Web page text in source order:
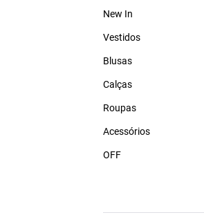
New In
Vestidos
Blusas
Calças
Roupas
Acessórios
OFF